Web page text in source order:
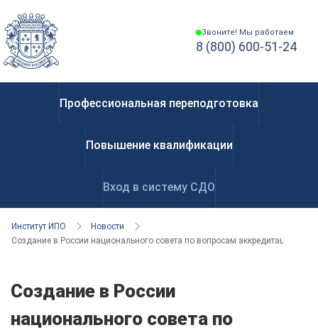
Звоните! Мы работаем
8 (800) 600-51-24
Профессиональная переподготовка
Повышение квалификации
Вход в систему СДО
Институт ИПО
Новости
Создание в России национального совета по вопросам аккредитации
Создание в России
национального совета по